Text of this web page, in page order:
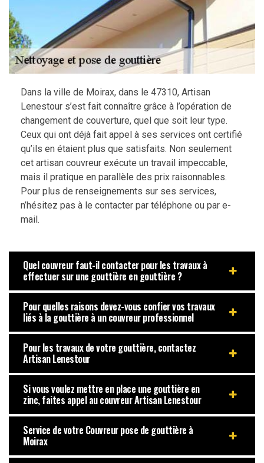
Dans la ville de Moirax, dans le 47310, Artisan
Lenestour s’est fait connaître grâce à l’opération de
changement de couverture, quel que soit leur type.
Ceux qui ont déjà fait appel à ses services ont certifié
qu’ils en étaient plus que satisfaits. Non seulement
cet artisan couvreur exécute un travail impeccable,
mais il pratique en parallèle des prix raisonnables.
Pour plus de renseignements sur ses services,
n’hésitez pas à le contacter par téléphone ou par e-
mail.
Quel couvreur faut-il contacter pour les travaux à
effectuer sur une gouttière en gouttière ?
Pour quelles raisons devez-vous confier vos travaux
liés à la gouttière à un couvreur professionnel
Pour les travaux de votre gouttière, contactez
Artisan Lenestour
Si vous voulez mettre en place une gouttière en
zinc, faites appel au couvreur Artisan Lenestour
Service de votre Couvreur pose de gouttière à
Moirax